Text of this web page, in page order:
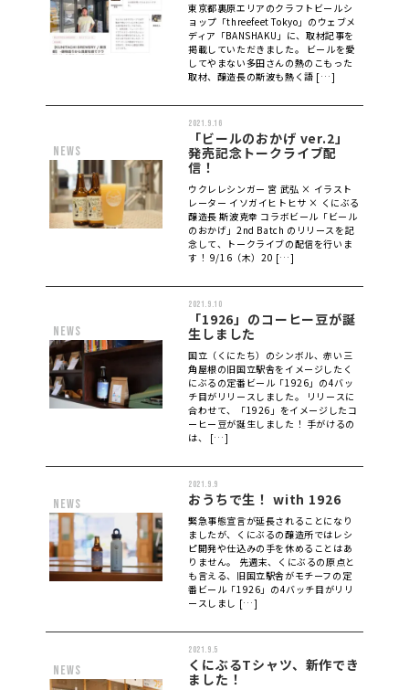
東京都裏原エリアのクラフトビールシ
ョップ「threefeet Tokyo」のウェブメ
ディア「BANSHAKU」に、取材記事を
掲載していただきました。 ビールを愛
してやまない多田さんの熱のこもった
取材、醸造長の斯波も熱く語 […]
news
2021.9.16
「ビールのおかげ ver.2」
発売記念トークライブ配
信！
ウクレレシンガー 宮 武弘 × イラスト
レーター イソガイヒトヒサ × くにぶる
醸造長 斯波克幸 コラボビール「ビール
のおかげ」2nd Batch のリリースを記
念して、トークライブの配信を行いま
す！ 9/16（木）20 […]
news
2021.9.10
「1926」のコーヒー豆が誕
生しました
国立（くにたち）のシンボル、赤い三
角屋根の旧国立駅舎をイメージしたく
にぶるの定番ビール「1926」の4バッ
チ目がリリースしました。 リリースに
合わせて、「1926」をイメージしたコ
ーヒー豆が誕生しました！ 手がけるの
は、 […]
news
2021.9.9
おうちで生！ with 1926
緊急事態宣言が延長されることになり
ましたが、くにぶるの醸造所ではレシ
ピ開発や仕込みの手を休めることはあ
りません。 先週末、くにぶるの原点と
も言える、旧国立駅舎がモチーフの定
番ビール「1926」の4バッチ目がリリ
ースしまし […]
news
2021.9.5
くにぶるTシャツ、新作でき
ました！